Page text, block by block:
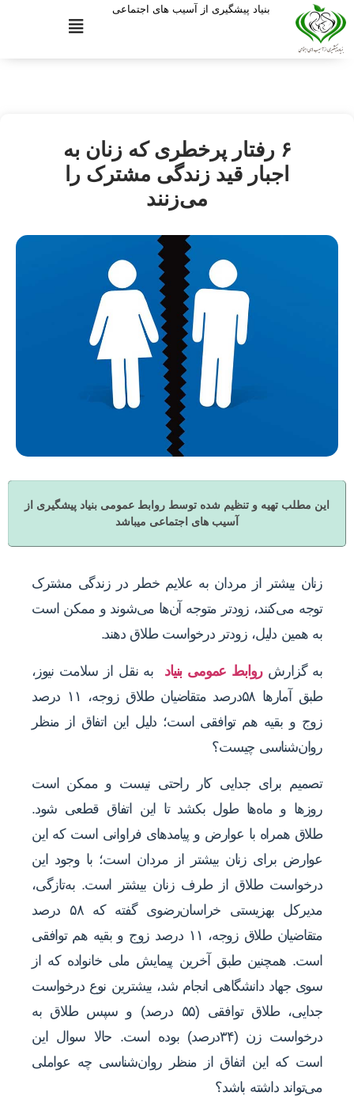
بنیاد پیشگیری از آسیب های اجتماعی
۶ رفتار پرخطری که زنان به
اجبار قید زندگی مشترک را
می‌زنند
این مطلب تهیه و تنظیم شده توسط روابط عمومی بنیاد پیشگیری از
آسیب های اجتماعی میباشد
زنان بیشتر از مردان به علایم خطر در زندگی مشترک
توجه می‌کنند، زودتر متوجه آن‌ها می‌شوند و ممکن است
به همین دلیل، زودتر درخواست طلاق ‌دهند.
به گزارشروابط عمومی بنیاد به نقل از سلامت نیوز،
طبق آمارها ۵۸درصد متقاضیان طلاق زوجه، ۱۱ درصد
زوج و بقیه هم توافقی است؛ دلیل این اتفاق از منظر
روان‌شناسی چیست؟
تصمیم برای جدایی کار راحتی نیست و ممکن است
روزها و ماه‌ها طول بکشد تا این اتفاق قطعی شود.
طلاق همراه با عوارض و پیامدهای فراوانی است که این
عوارض برای زنان بیشتر از مردان است؛ با وجود این
درخواست طلاق از طرف زنان بیشتر است. به‌تازگی،
مدیرکل بهزیستی خراسان‌رضوی گفته که ۵۸ درصد
متقاضیان طلاق زوجه، ۱۱ درصد زوج و بقیه هم توافقی
است. همچنین طبق آخرین پیمایش ملی خانواده که از
سوی جهاد دانشگاهی انجام شد، بیشترین نوع درخواست
جدایی، طلاق توافقی (۵۵ درصد) و سپس طلاق به
درخواست زن (۳۴درصد) بوده است. حالا سوال این
است که این اتفاق از منظر روان‌شناسی چه عواملی
می‌تواند داشته باشد؟